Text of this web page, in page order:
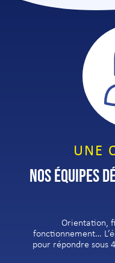
UNE
NOS ÉQUIPES
Orientation,
fonctionnement…
pour répondre sous